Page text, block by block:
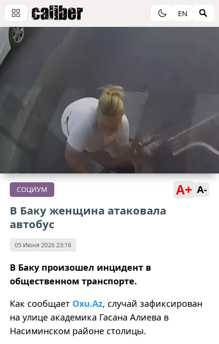
EN
СОЦИУМ A+ A-
В Баку женщина атаковала
автобус
05 Июня 2026 23:16
В Баку произошел инцидент в
общественном транспорте.
Как сообщает Oxu.Az, случай зафиксирован
на улице академика Гасана Алиева в
Насиминском районе столицы.